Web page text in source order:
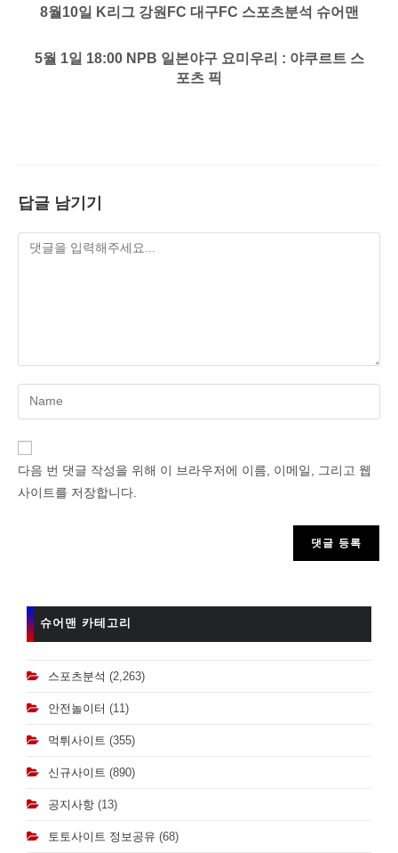
8월10일 K리그 강원FC 대구FC 스포츠분석 슈어맨
5월 1일 18:00 NPB 일본야구 요미우리 : 야쿠르트 스
포츠 픽
답글 남기기
Enter
your
name
다음 번 댓글 작성을 위해 이 브라우저에 이름, 이메일, 그리고 웹
사이트를 저장합니다.
슈어맨 카테고리
스포츠분석 (2,263)
안전놀이터 (11)
먹튀사이트 (355)
신규사이트 (890)
공지사항 (13)
토토사이트 정보공유 (68)